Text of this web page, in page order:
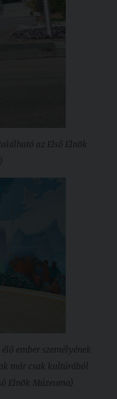
az Első Elnök
ember személyének
már csak kultúrából
Elnök Múzeuma)